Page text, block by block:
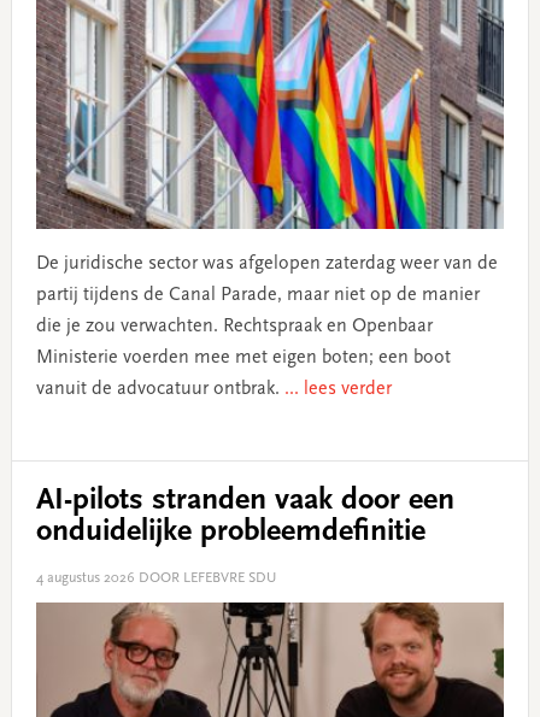
De juridische sector was afgelopen zaterdag weer van de
partij tijdens de Canal Parade, maar niet op de manier
die je zou verwachten. Rechtspraak en Openbaar
Ministerie voerden mee met eigen boten; een boot
vanuit de advocatuur ontbrak. ... lees verder
AI-pilots stranden vaak door een
onduidelijke probleemdefinitie
4 augustus 2026 DOOR LEFEBVRE SDU